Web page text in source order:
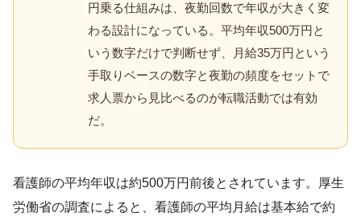
円乗る仕組みは、夜勤回数で年収が大きく変
わる設計になっている。平均年収500万円と
いう数字だけで判断せず、月給35万円という
手取りベースの数字と夜勤の頻度をセットで
求人票から見比べるのが転職活動では有効
だ。
看護師の平均年収は約500万円前後とされています。厚生
労働省の調査によると、看護師の平均月給は基本給で約